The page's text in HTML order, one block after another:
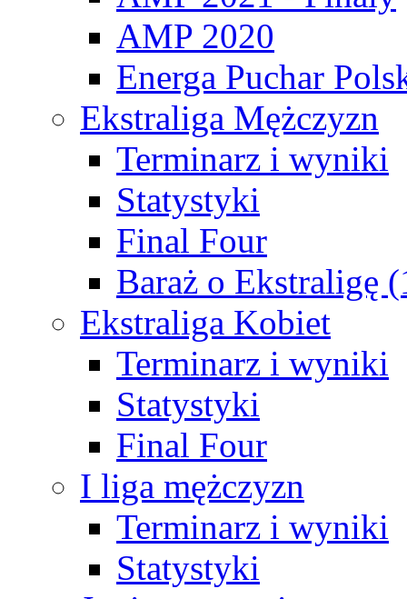
AMP 2020
Energa Puchar
Ekstraliga Mężczyzn
Terminarz i wyniki
Statystyki
Final Four
Baraż o Ekstraligę
Ekstraliga Kobiet
Terminarz i wyniki
Statystyki
Final Four
I liga mężczyzn
Terminarz i wyniki
Statystyki